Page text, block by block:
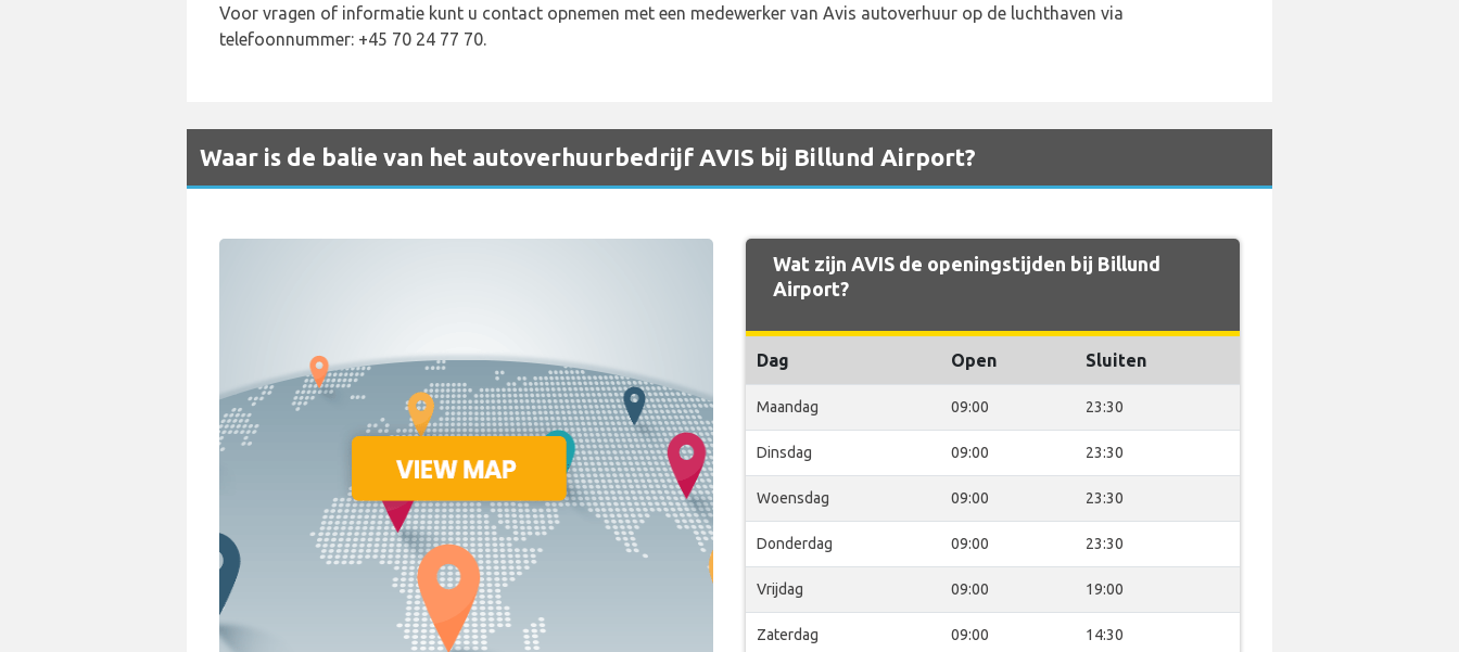
Voor vragen of informatie kunt u contact opnemen met een medewerker van Avis autoverhuur op de luchthaven via
telefoonnummer: +45 70 24 77 70.
Waar is de balie van het autoverhuurbedrijf AVIS bij Billund Airport?
Wat zijn AVIS de openingstijden bij Billund
Airport?
Dag Open Sluiten
Maandag 09:00 23:30
Dinsdag 09:00 23:30
Woensdag 09:00 23:30
Donderdag 09:00 23:30
Vrijdag 09:00 19:00
Zaterdag 09:00 14:30